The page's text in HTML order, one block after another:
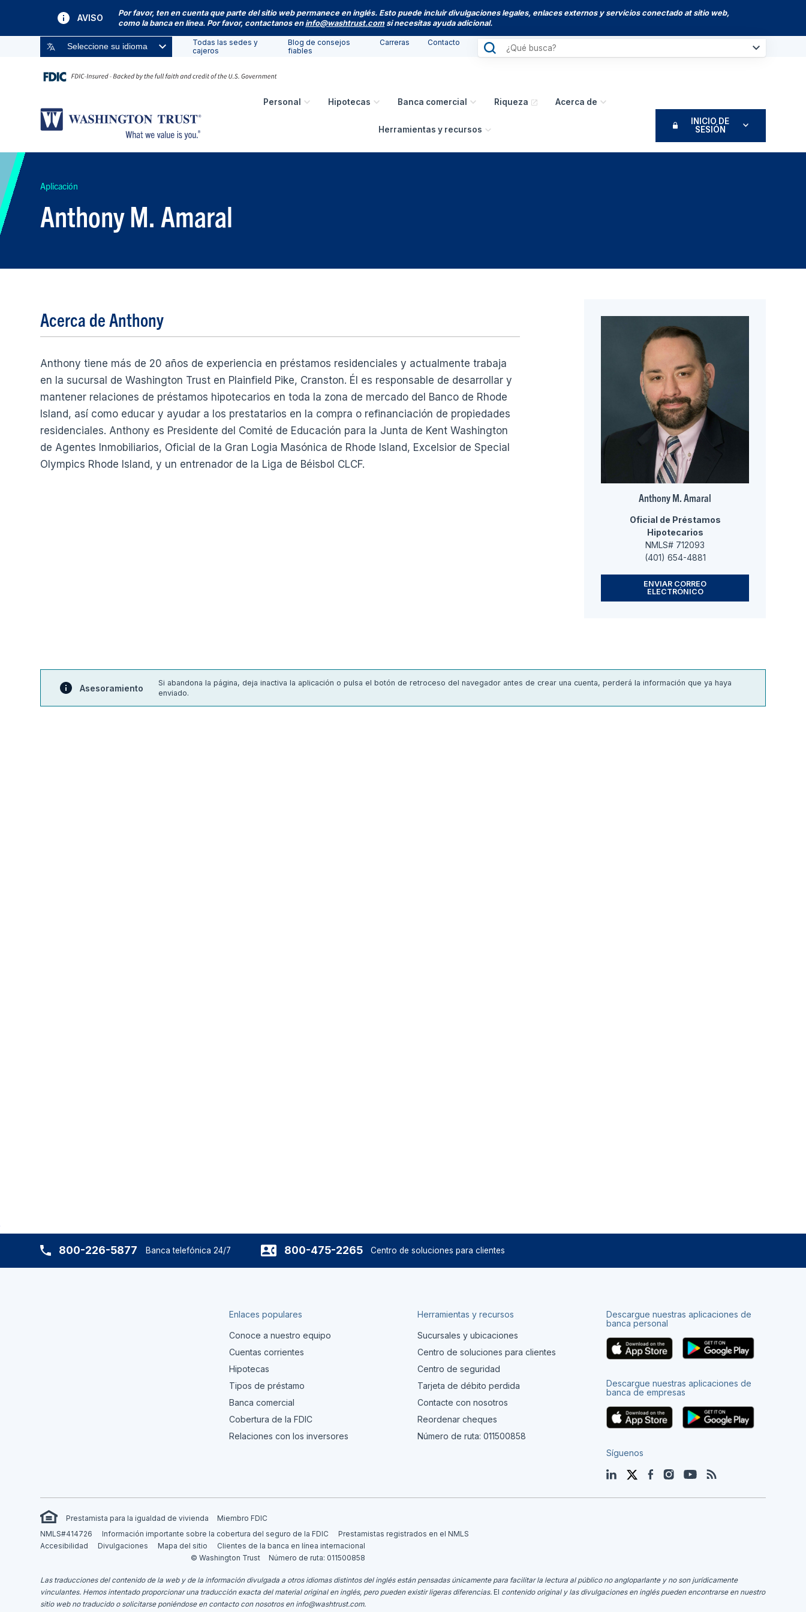
AVISO
Por favor, ten en cuenta que parte del sitio web permanece en inglés. Esto puede incluir divulgaciones legales, enlaces externos y servicios conectado at sitio web,
como la banca en línea. Por favor, contactanos en info@washtrust.com si necesitas ayuda adicional.
Seleccione su idioma
Todas las sedes y
cajeros
Blog de consejos
fiables
Carreras Contacto
Personal Hipotecas Banca comercial Riqueza Acerca de
Herramientas y recursos
INICIO DE
SESIÓN
Aplicación
Anthony M. Amaral
Acerca de Anthony
Anthony tiene más de 20 años de experiencia en préstamos residenciales y actualmente trabaja
en la sucursal de Washington Trust en Plainfield Pike, Cranston. Él es responsable de desarrollar y
mantener relaciones de préstamos hipotecarios en toda la zona de mercado del Banco de Rhode
Island, así como educar y ayudar a los prestatarios en la compra o refinanciación de propiedades
residenciales. Anthony es Presidente del Comité de Educación para la Junta de Kent Washington
de Agentes Inmobiliarios, Oficial de la Gran Logia Masónica de Rhode Island, Excelsior de Special
Olympics Rhode Island, y un entrenador de la Liga de Béisbol CLCF.
Anthony M. Amaral
Oficial de Préstamos
Hipotecarios
NMLS# 712093
(401) 654-4881
ENVIAR CORREO
ELECTRÓNICO
Asesoramiento
Si abandona la página, deja inactiva la aplicación o pulsa el botón de retroceso del navegador antes de crear una cuenta, perderá la información que ya haya
enviado.
800-226-5877 Banca telefónica 24/7 800-475-2265 Centro de soluciones para clientes
Enlaces populares
Conoce a nuestro equipo
Cuentas corrientes
Hipotecas
Tipos de préstamo
Banca comercial
Cobertura de la FDIC
Relaciones con los inversores
Herramientas y recursos
Sucursales y ubicaciones
Centro de soluciones para clientes
Centro de seguridad
Tarjeta de débito perdida
Contacte con nosotros
Reordenar cheques
Número de ruta: 011500858
Descargue nuestras aplicaciones de
banca personal
Descargue nuestras aplicaciones de
banca de empresas
Síguenos
LinkedInTwitterFacebook
InstagramYouTube
Blog
Prestamista para la igualdad de vivienda
Miembro FDIC
NMLS#414726
Información importante sobre la cobertura del seguro de la FDIC
Prestamistas registrados en el NMLS
Accesibilidad
Divulgaciones Mapa del sitio
Clientes de la banca en línea internacional
© Washington Trust
Número de ruta: 011500858
Las traducciones del contenido de la web y de la información divulgada a otros idiomas distintos del inglés están pensadas únicamente para facilitar la lectura al público no angloparlante y no son jurídicamente
vinculantes. Hemos intentado proporcionar una traducción exacta del material original en inglés, pero pueden existir ligeras diferencias. El contenido original y las divulgaciones en inglés pueden encontrarse en nuestro
sitio web no traducido o solicitarse poniéndose en contacto con nosotros en info@washtrust.com.